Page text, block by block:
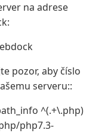
na adrese
pozor, aby číslo
serveru::
^(.+\.php)
php7.3-